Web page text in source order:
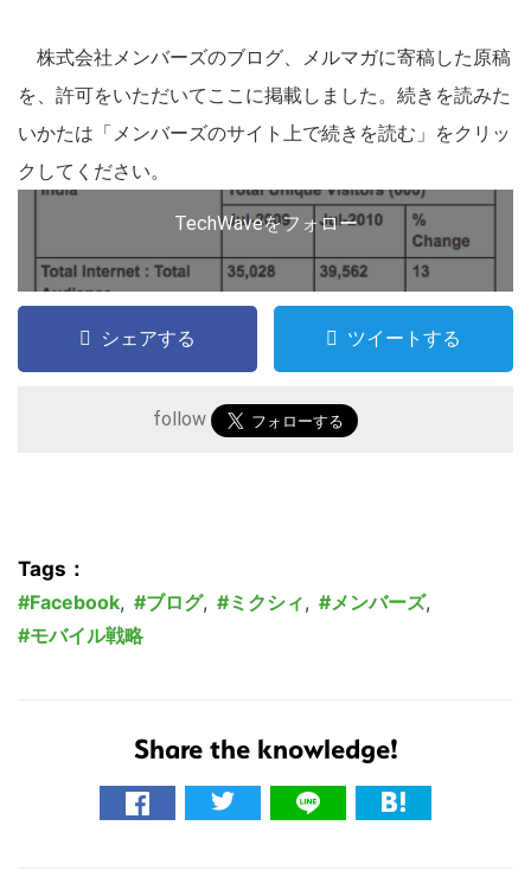
株式会社メンバーズのブログ、メルマガに寄稿した原稿
を、許可をいただいてここに掲載しました。続きを読みた
いかたは「メンバーズのサイト上で続きを読む」をクリッ
クしてください。
TechWaveをフォロー
シェアする ツイートする
follow
Tags：
Facebook, ブログ, ミクシィ, メンバーズ,
モバイル戦略
Share the knowledge!
こ
の
サ
ト
を